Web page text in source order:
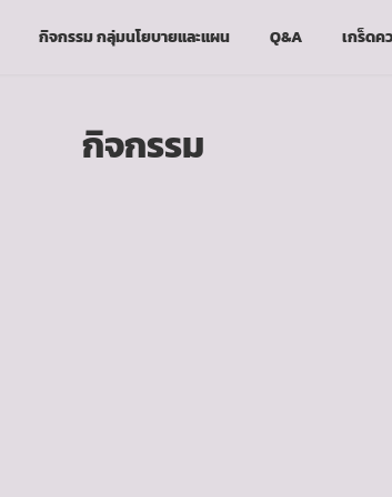
กิจกรรม กลุ่มนโยบายและแผน Q&A เกร็ดค
กิจกรรม